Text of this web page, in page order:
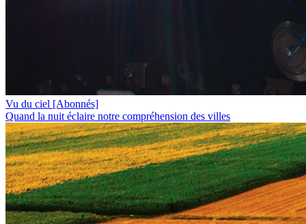
Vu du ciel [Abonnés]
Quand la nuit éclaire notre compréhension des villes